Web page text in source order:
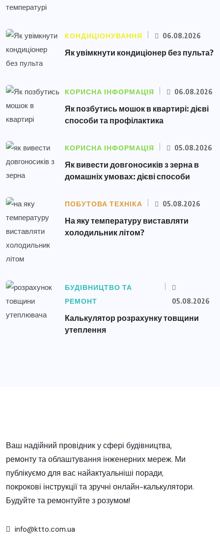
КОНДИЦІОНУВАННЯ 06.08.2026
Як увімкнути кондиціонер без пульта?
КОРИСНА ІНФОРМАЦІЯ 06.08.2026
Як позбутись мошок в квартирі: дієві
способи та профілактика
КОРИСНА ІНФОРМАЦІЯ 05.08.2026
Як вивести довгоносиків з зерна в
домашніх умовах: дієві способи
ПОБУТОВА ТЕХНІКА 05.08.2026
На яку температуру виставляти
холодильник літом?
БУДІВНИЦТВО ТА
РЕМОНТ
05.08.2026
Калькулятор розрахунку товщини
утеплення
Ваш надійний провідник у сфері будівництва,
ремонту та облаштування інженерних мереж. Ми
публікуємо для вас найактуальніші поради,
покрокові інструкції та зручні онлайн-калькулятори.
Будуйте та ремонтуйте з розумом!
info@ktto.com.ua